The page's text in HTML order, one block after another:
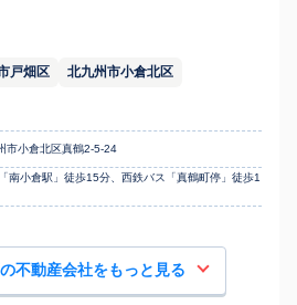
戸畑区
北九州市小倉北区
市小倉北区真鶴2-5-24
南小倉駅」徒歩15分、西鉄バス「真鶴町停」徒歩1
不動産会社をもっと見る